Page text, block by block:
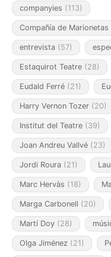
companyies (113)
Compañía de Marionetas
entrevista (57)
Estaquirot Teatre (28)
Eudald Ferré (21)
Harry Vernon Tozer (20)
Institut del Teatre (39)
Joan Andreu Vallvé (23)
Jordi Roura (21)
Marc Hervàs (18)
Marga Carbonell (20)
Martí Doy (28)
Olga Jiménez (21)